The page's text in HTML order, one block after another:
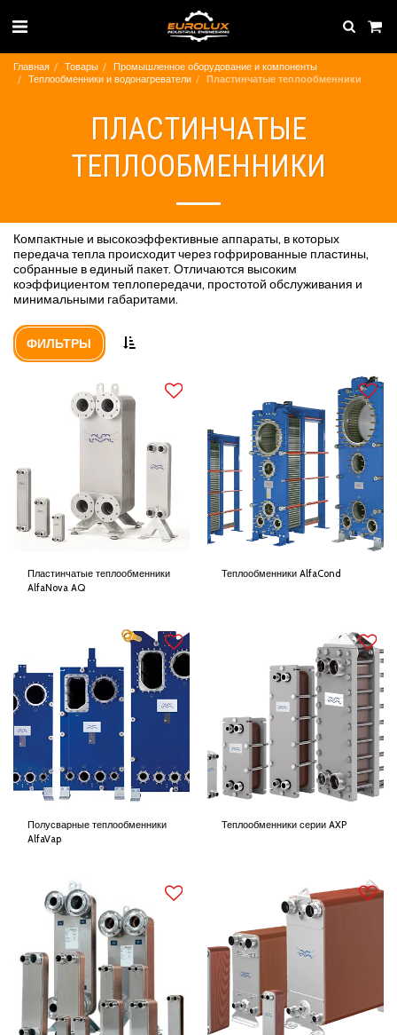
Главная Товары
Промышленное оборудование и компоненты
Теплообменники и водонагреватели
Пластинчатые теплообменники
ПЛАСТИНЧАТЫЕ
ТЕПЛООБМЕННИКИ
Компактные и высокоэффективные аппараты, в которых
передача тепла происходит через гофрированные пластины,
собранные в единый пакет. Отличаются высоким
коэффициентом теплопередачи, простотой обслуживания и
минимальными габаритами.
ФИЛЬТРЫ
Пластинчатые теплообменники
AlfaNova AQ
Теплообменники AlfaCond
Полусварные теплообменники
AlfaVap
Теплообменники серии AXP